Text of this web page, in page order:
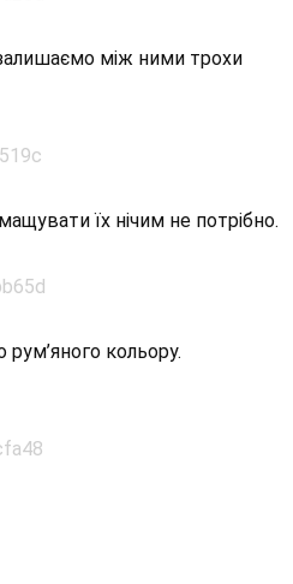
між ними трохи
їх нічим не потрібно.
рум’яного кольору.